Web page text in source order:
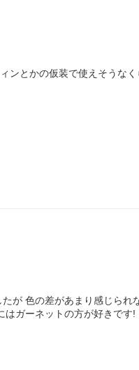
ンとかの仮装で使えそうな
が 色の差があまり感じられ
はガーネットの方が好きです!